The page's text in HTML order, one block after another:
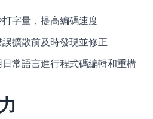
打字量，提高編碼速度
誤擴散前及時發現並修正
日常語言進行程式碼編輯和重構